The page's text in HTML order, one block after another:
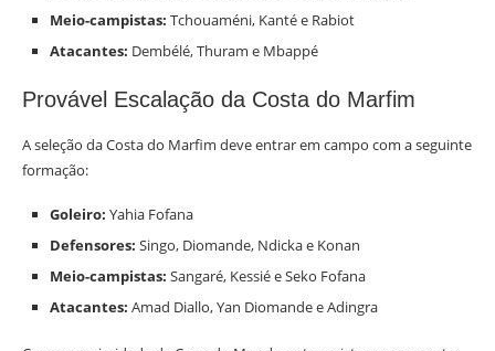
Meio-campistas: Tchouaméni, Kanté e Rabiot
Atacantes: Dembélé, Thuram e Mbappé
Provável Escalação da Costa do Marfim
A seleção da Costa do Marfim deve entrar em campo com a seguinte
formação:
Goleiro: Yahia Fofana
Defensores: Singo, Diomande, Ndicka e Konan
Meio-campistas: Sangaré, Kessié e Seko Fofana
Atacantes: Amad Diallo, Yan Diomande e Adingra